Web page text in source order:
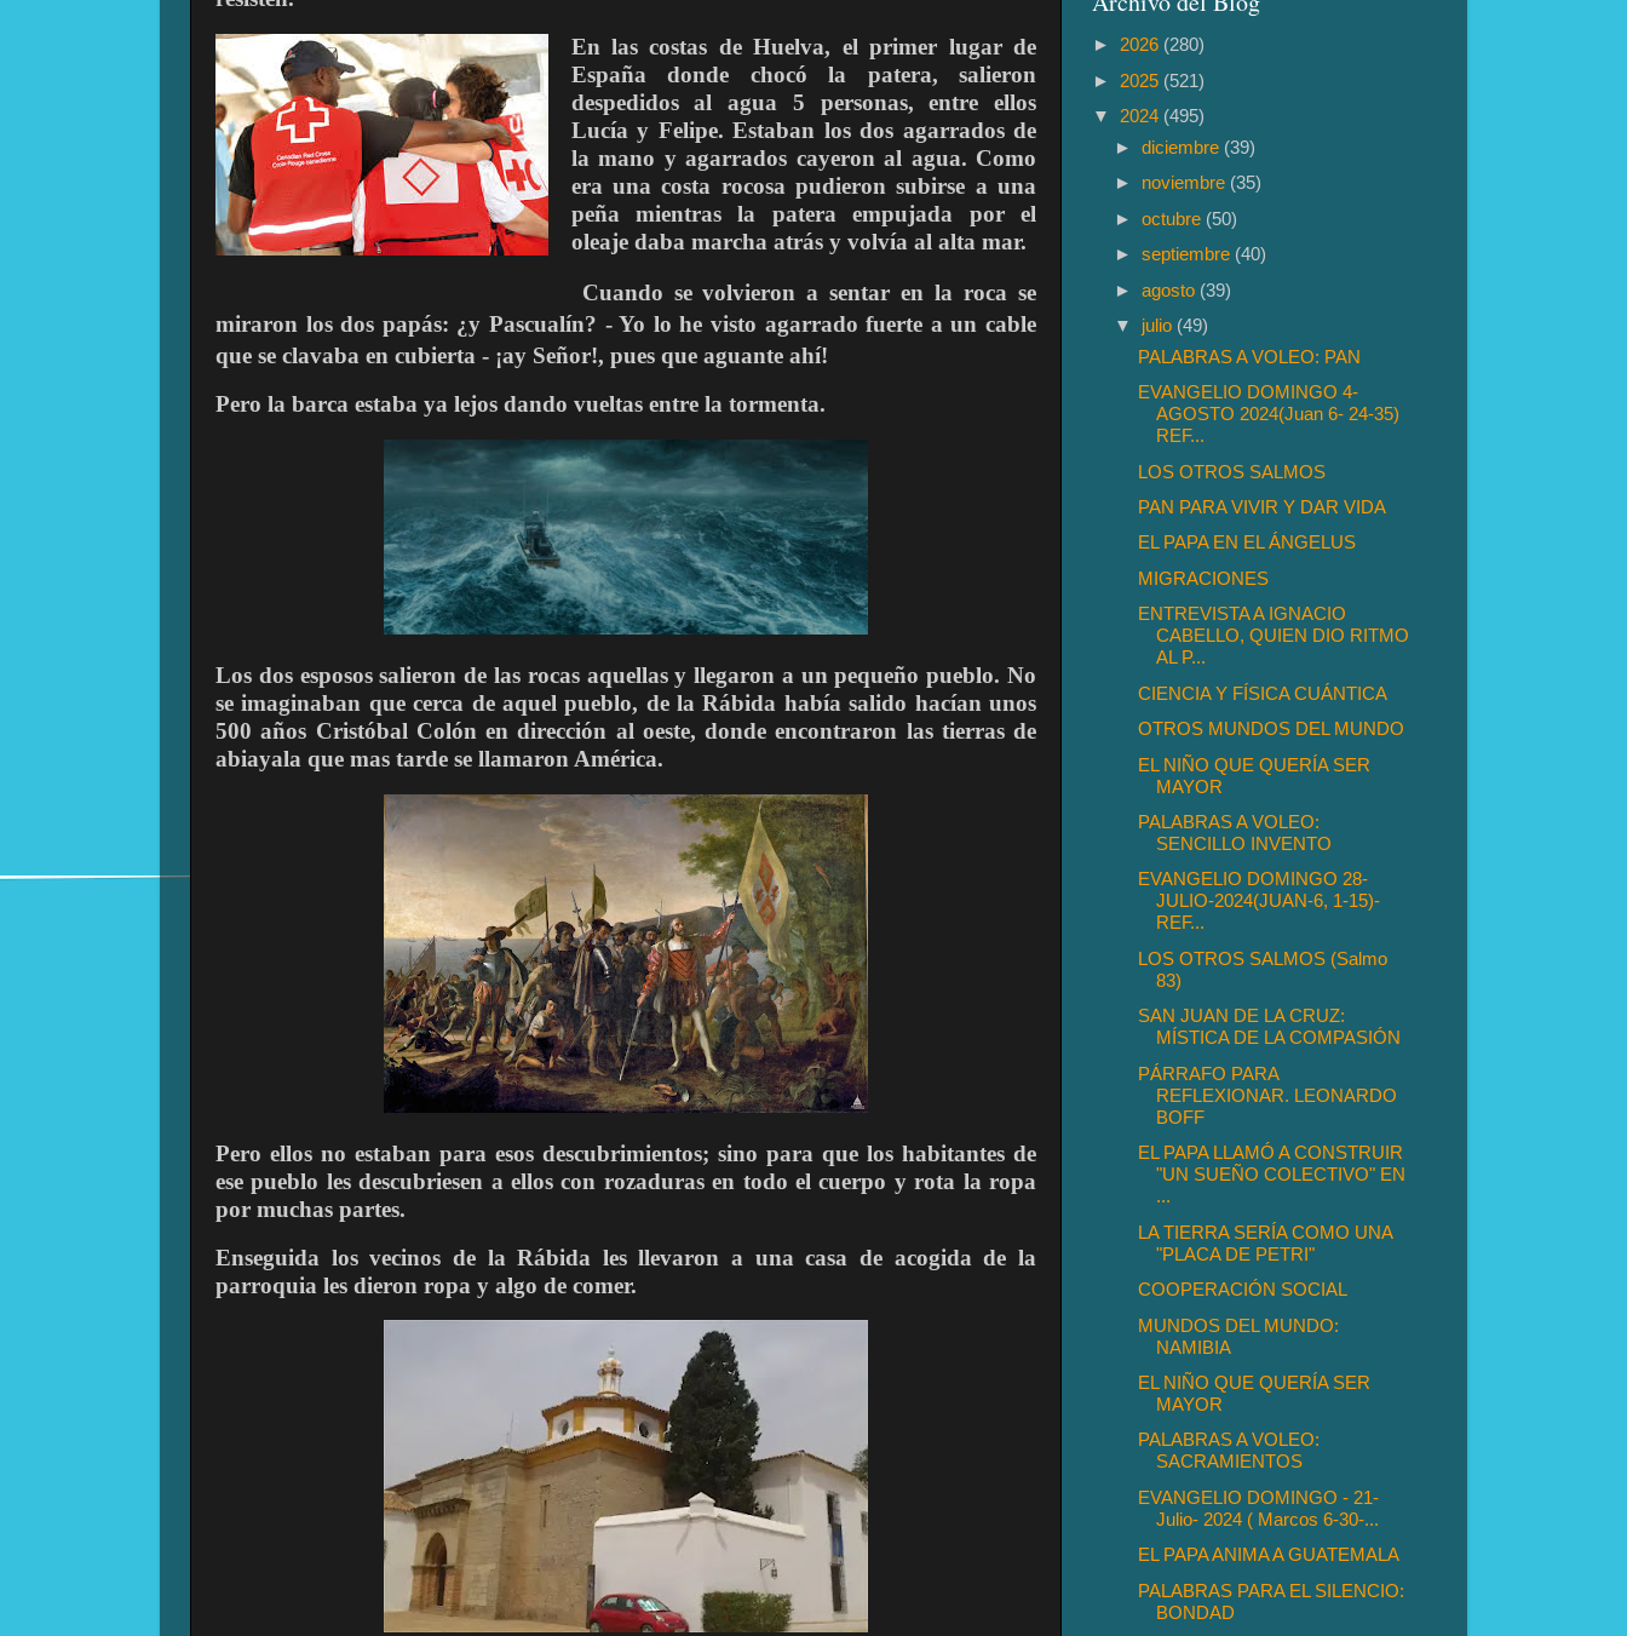
En las costas de Huelva, el primer lugar de
España donde chocó la patera, salieron
despedidos al agua 5 personas, entre ellos
Lucía y Felipe. Estaban los dos agarrados de
la mano y agarrados cayeron al agua. Como
era una costa rocosa pudieron subirse a una
peña mientras la patera empujada por el
oleaje daba marcha atrás y volvía al alta mar.
Cuando se volvieron a sentar en la roca se
miraron los dos papás: ¿y Pascualín? - Yo lo he visto agarrado fuerte a un cable
que se clavaba en cubierta - ¡ay Señor!, pues que aguante ahí!
Pero la barca estaba ya lejos dando vueltas entre la tormenta.
Los dos esposos salieron de las rocas aquellas y llegaron a un pequeño pueblo. No
se imaginaban que cerca de aquel pueblo, de la Rábida había salido hacían unos
500 años Cristóbal Colón en dirección al oeste, donde encontraron las tierras de
abiayala que mas tarde se llamaron América.
Pero ellos no estaban para esos descubrimientos; sino para que los habitantes de
ese pueblo les descubriesen a ellos con rozaduras en todo el cuerpo y rota la ropa
por muchas partes.
Enseguida los vecinos de la Rábida les llevaron a una casa de acogida de la
parroquia les dieron ropa y algo de comer.
► 2026 (280)
► 2025 (521)
▼ 2024 (495)
►diciembre (39)
► noviembre (35)
►octubre (50)
►septiembre (40)
►agosto (39)
▼ julio (49)
PALABRAS A VOLEO: PAN
EVANGELIO DOMINGO 4-
AGOSTO 2024(Juan 6- 24-35)
REF...
LOS OTROS SALMOS
PAN PARA VIVIR Y DAR VIDA
EL PAPA EN EL ÁNGELUS
MIGRACIONES
ENTREVISTA A IGNACIO
CABELLO, QUIEN DIO RITMO
AL P...
CIENCIA Y FÍSICA CUÁNTICA
OTROS MUNDOS DEL MUNDO
EL NIÑO QUE QUERÍA SER
MAYOR
PALABRAS A VOLEO:
SENCILLO INVENTO
EVANGELIO DOMINGO 28-
JULIO-2024(JUAN-6, 1-15)-
REF...
LOS OTROS SALMOS (Salmo
83)
SAN JUAN DE LA CRUZ:
MÍSTICA DE LA COMPASIÓN
PÁRRAFO PARA
REFLEXIONAR. LEONARDO
BOFF
EL PAPA LLAMÓ A CONSTRUIR
"UN SUEÑO COLECTIVO" EN
...
LA TIERRA SERÍA COMO UNA
"PLACA DE PETRI"
COOPERACIÓN SOCIAL
MUNDOS DEL MUNDO:
NAMIBIA
EL NIÑO QUE QUERÍA SER
MAYOR
PALABRAS A VOLEO:
SACRAMIENTOS
EVANGELIO DOMINGO - 21-
Julio- 2024 ( Marcos 6-30-...
EL PAPA ANIMA A GUATEMALA
PALABRAS PARA EL SILENCIO:
BONDAD